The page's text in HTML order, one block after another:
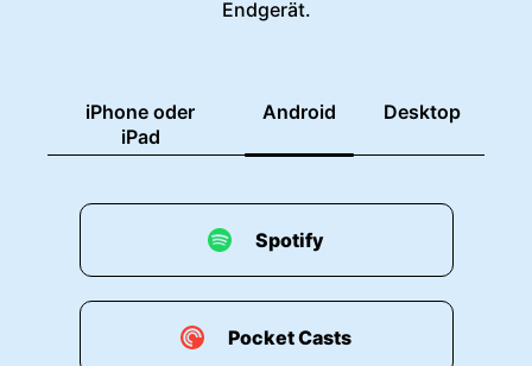
00:01:39: oder deine Erkenntnisse zum Beispiel
00:01:43: blicken?
00:01:44: Um die Zukunft was?
00:01:47: Also um die Gegenwart zu verstehen.
Endgerät.
iPhone oder
iPad
Android Desktop
Spotify
Pocket Casts